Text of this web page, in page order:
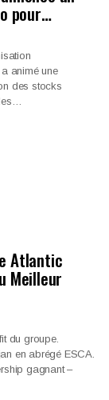
pour…
animé une
des stocks
Atlantic
Meilleur
du groupe.
en abrégé ESCA.
gagnant –